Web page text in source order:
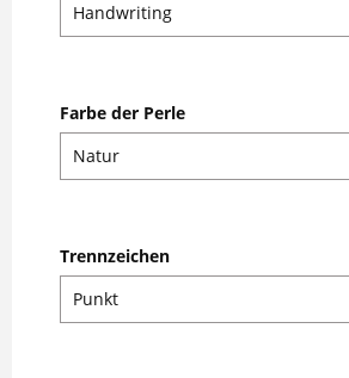
Farbe der Perle
Trennzeichen